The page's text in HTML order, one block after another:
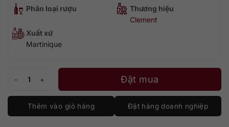
Phân loại rượu
Thương hiệu
Clement
Xuất xứ
Martinique
Đặt mua
Thêm vào giỏ hàng Đặt hàng doanh nghiệp